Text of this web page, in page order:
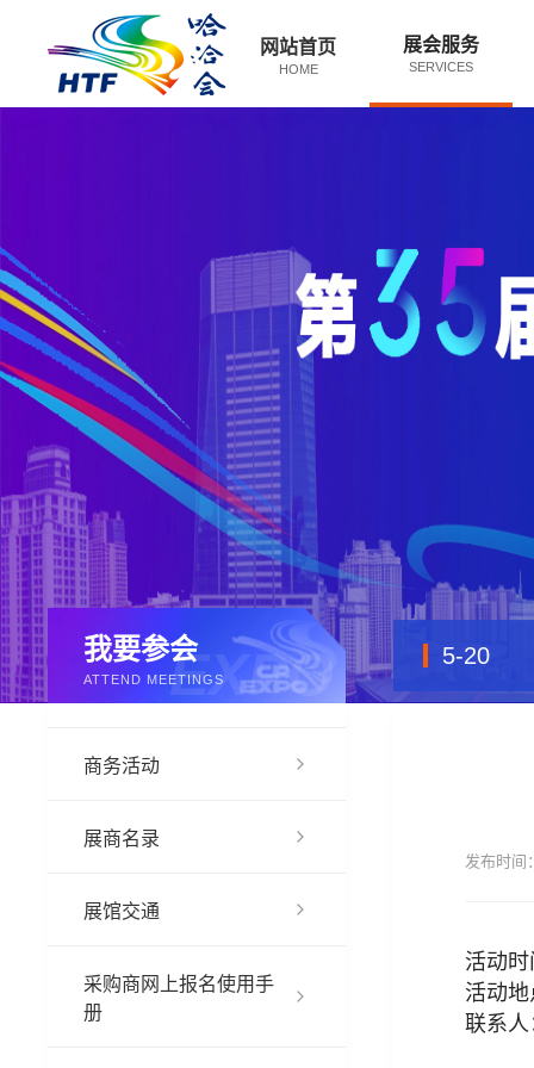
网站首页
HOME
展会服务
SERVICES
我要参会
ATTEND MEETINGS
5-20
商务活动
展商名录
展馆交通
采购商网上报名使用手
册
发布时
活动
活动
联系人